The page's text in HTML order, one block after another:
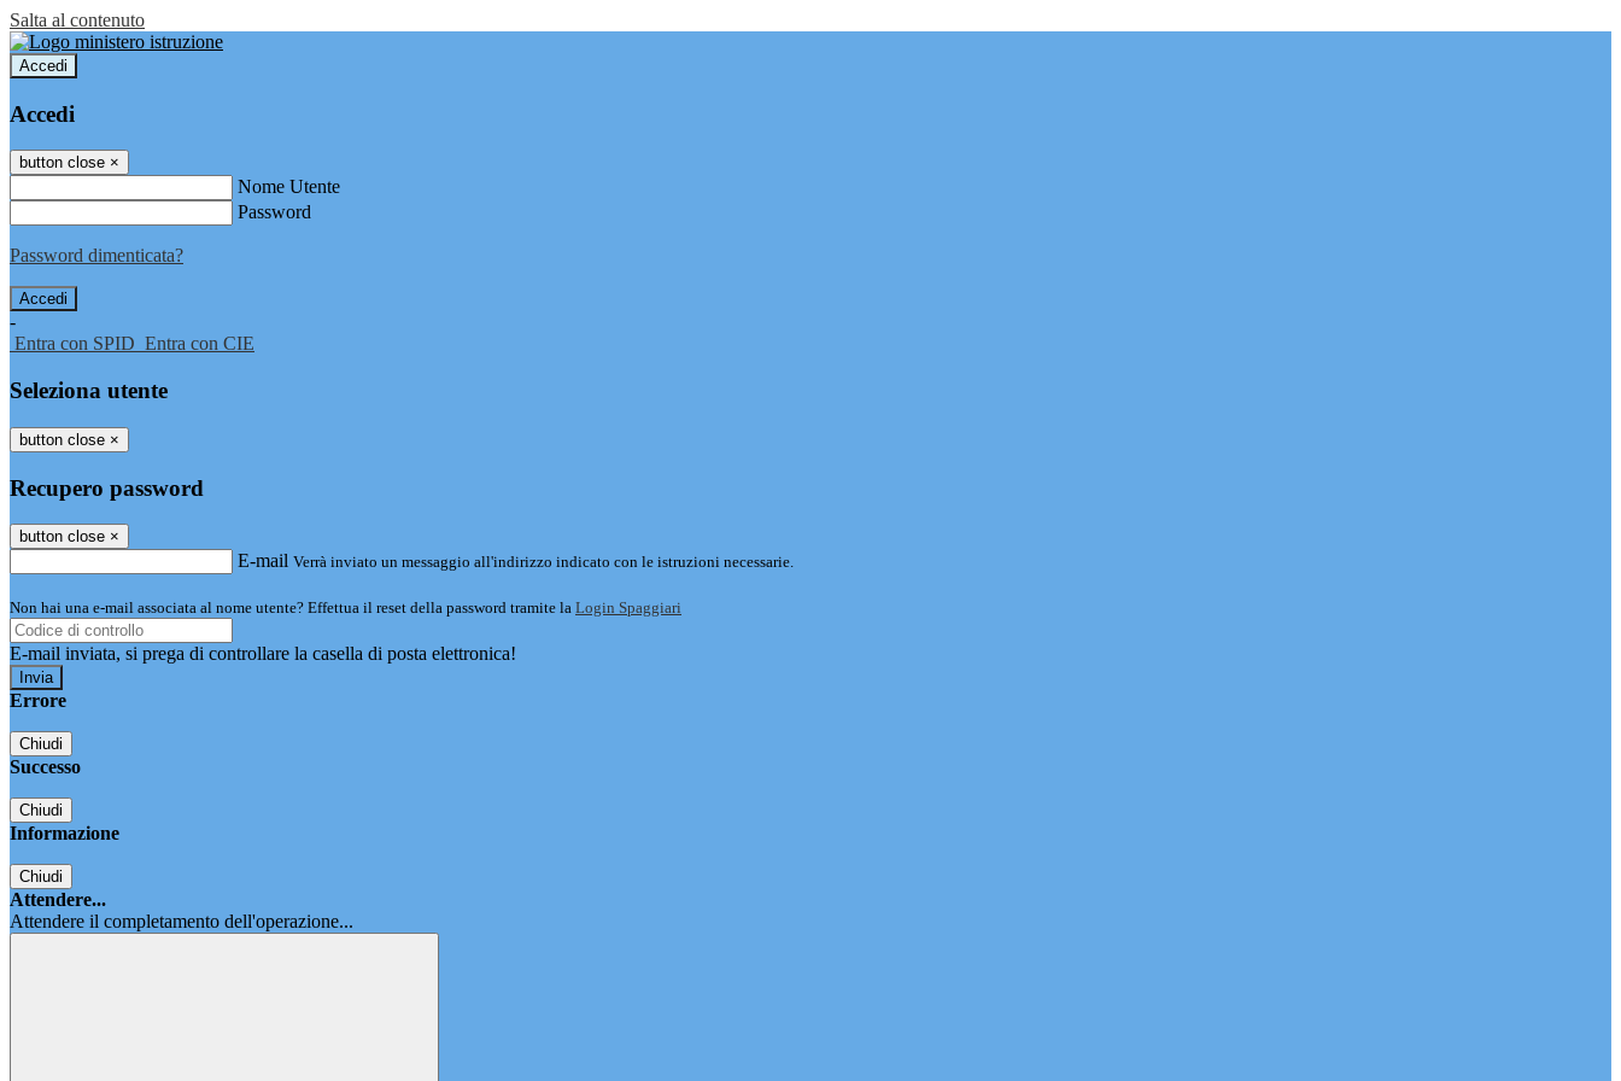
Salta al contenuto
Accedi
Accedi
button close ×
Nome Utente
Password
Password dimenticata?
-
Entra con SPID Entra con CIE
Seleziona utente
button close ×
Recupero password
button close ×
E-mail Verrà inviato un messaggio all'indirizzo indicato con le istruzioni necessarie.
Non hai una e-mail associata al nome utente? Effettua il reset della password tramite la Login Spaggiari
E-mail inviata, si prega di controllare la casella di posta elettronica!
Errore
Chiudi
Successo
Chiudi
Informazione
Chiudi
Attendere...
Attendere il completamento dell'operazione...